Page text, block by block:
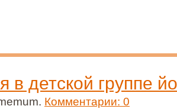
в детской группе
Комментарии: 0